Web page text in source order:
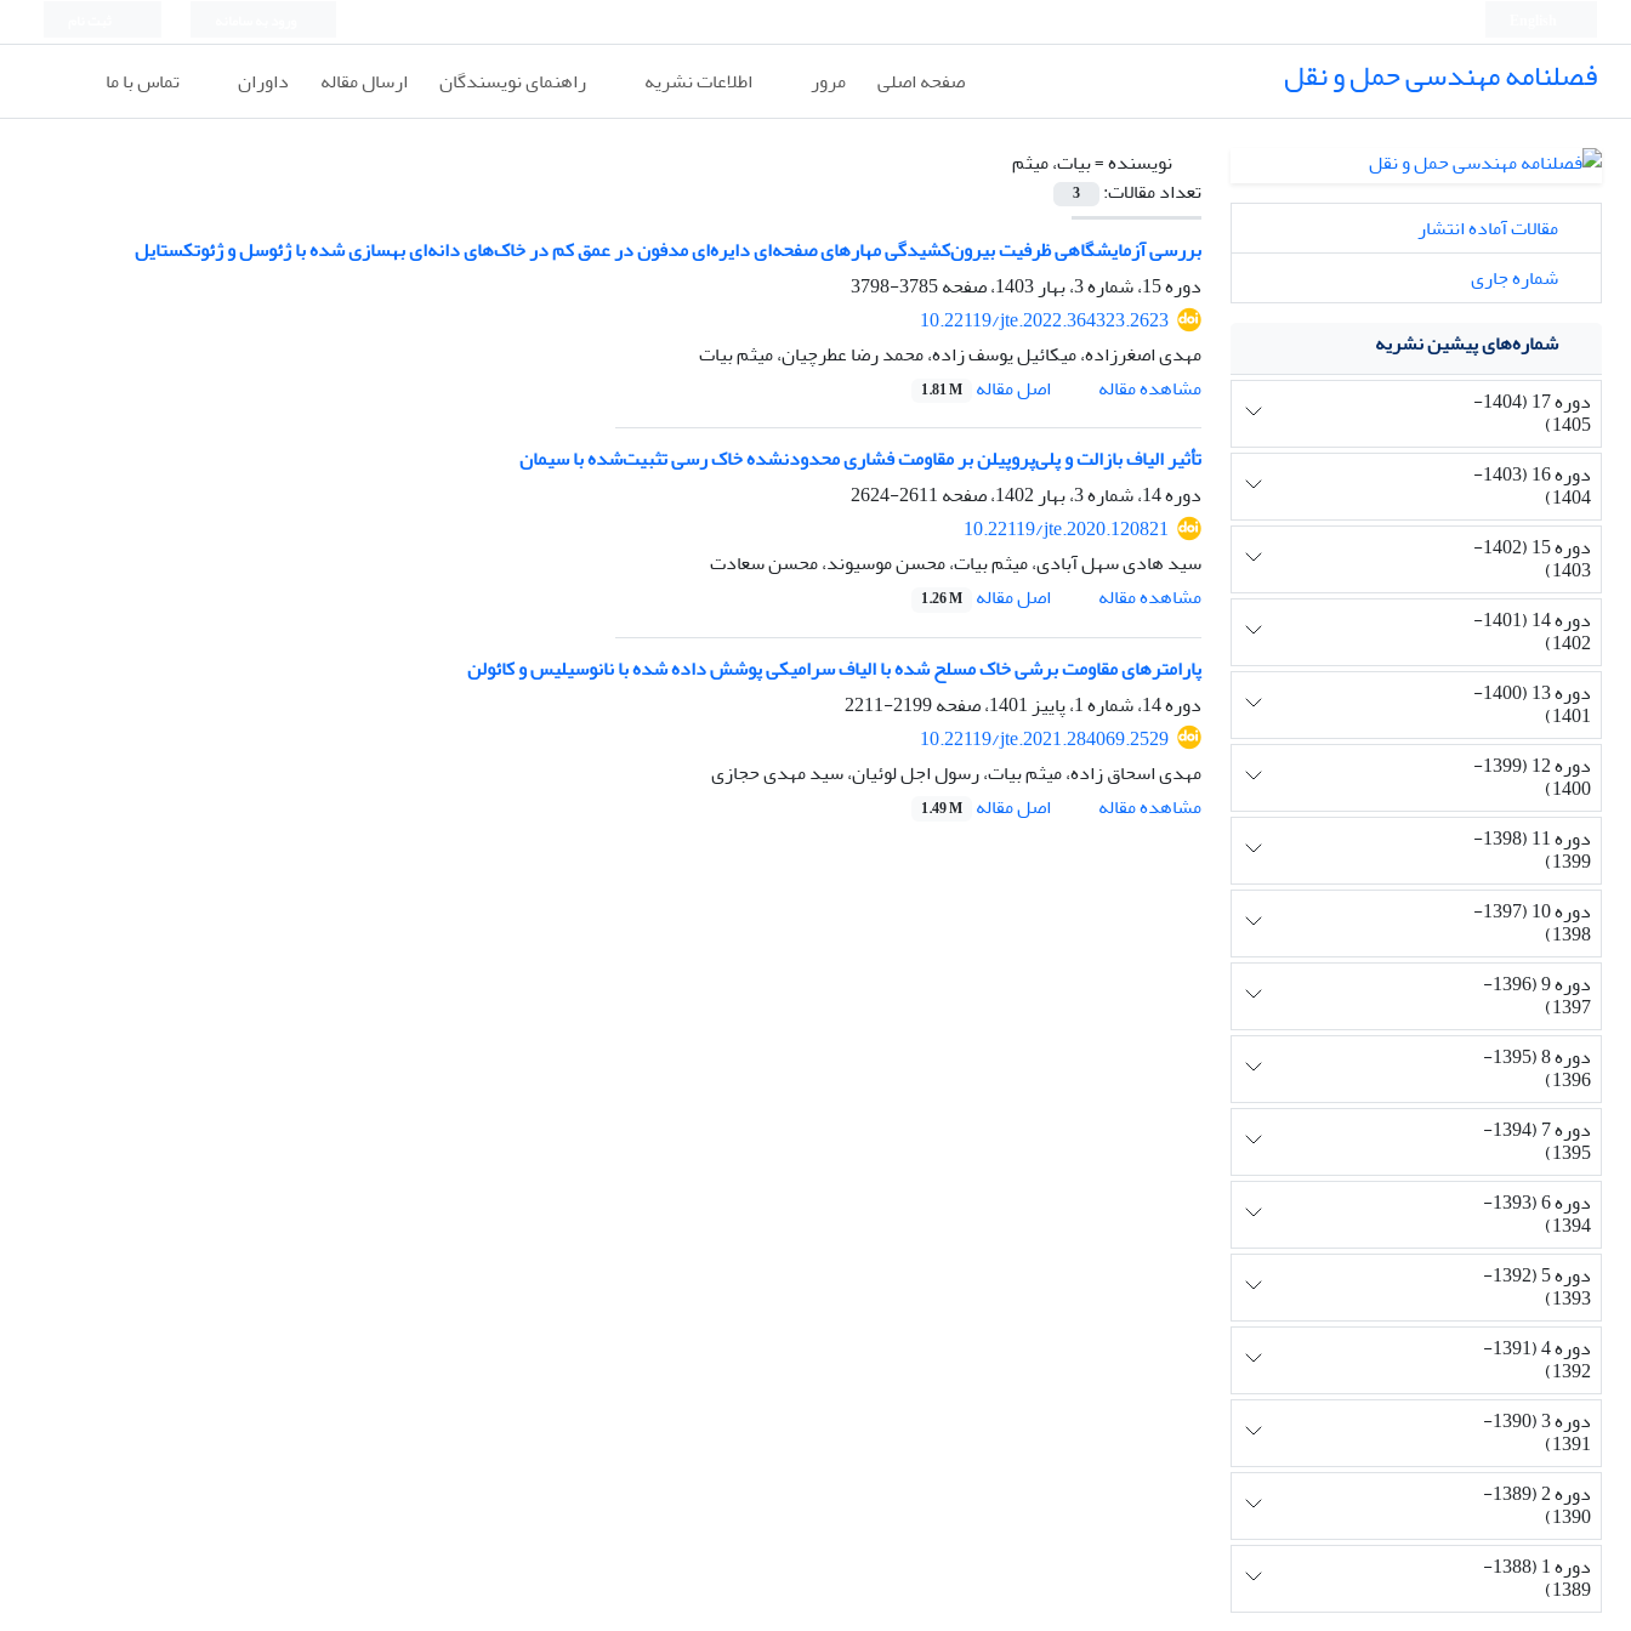
فصلنامه مهندسی حمل و نقل صفحه اصلی مرور اطلاعات نشریه راهنمای نویسندگان ارسال مقاله داوران تماس با ما
نویسنده =بیات، میثم
تعداد مقالات:
3
بررسی آزمایشگاهی ظرفیت بیرون‌کشیدگی مهارهای صفحه‌ای دایره‌ای مدفون در عمق کم در خاک‌های دانه‌ای بهسازی شده با ژئوسل و ژئوتکستایل
دوره 15، شماره 3، بهار 1403، صفحه
3785-3798
10.22119/jte.2022.364323.2623
مهدی اصغرزاده، میکائیل یوسف زاده، محمد رضا عطرچیان، میثم بیات
مشاهده مقاله
اصل مقاله 1.81 M
تأثیر الیاف بازالت و پلی‌پروپیلن بر مقاومت فشاری محدودنشده خاک رسی تثبیت‌شده با سیمان
دوره 14، شماره 3، بهار 1402، صفحه
2611-2624
10.22119/jte.2020.120821
سید هادی سهل آبادی، میثم بیات، محسن موسیوند، محسن سعادت
مشاهده مقاله
اصل مقاله 1.26 M
پارامترهای مقاومت برشی خاک مسلح شده با الیاف سرامیکی پوشش داده شده با نانوسیلیس و کائولن
دوره 14، شماره 1، پاییز 1401، صفحه
2199-2211
10.22119/jte.2021.284069.2529
مهدی اسحاق زاده، میثم بیات، رسول اجل لوئیان، سید مهدی حجازی
مشاهده مقاله
اصل مقاله 1.49 M
مقالات آماده انتشار
شماره جاری
شماره‌های پیشین نشریه
دوره 17 (1404-
1405)
دوره 16 (1403-
1404)
دوره 15 (1402-
1403)
دوره 14 (1401-
1402)
دوره 13 (1400-
1401)
دوره 12 (1399-
1400)
دوره 11 (1398-
1399)
دوره 10 (1397-
1398)
دوره 9 (1396-
1397)
دوره 8 (1395-
1396)
دوره 7 (1394-
1395)
دوره 6 (1393-
1394)
دوره 5 (1392-
1393)
دوره 4 (1391-
1392)
دوره 3 (1390-
1391)
دوره 2 (1389-
1390)
دوره 1 (1388-
1389)